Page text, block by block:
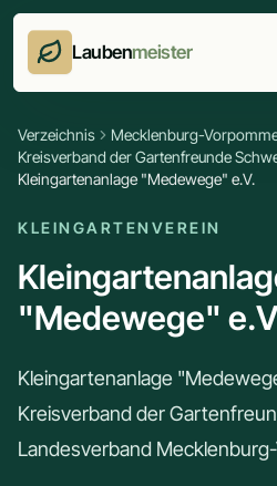
Laubenmeister
Verzeichnis
Mecklenburg-
Kreisverband der Gartenfreunde
Kleingartenanlage "Medewege" e.V.
KLEINGARTENVEREIN
"Medewege"
Kleingartenanlage
Kreisverband der
Landesverband